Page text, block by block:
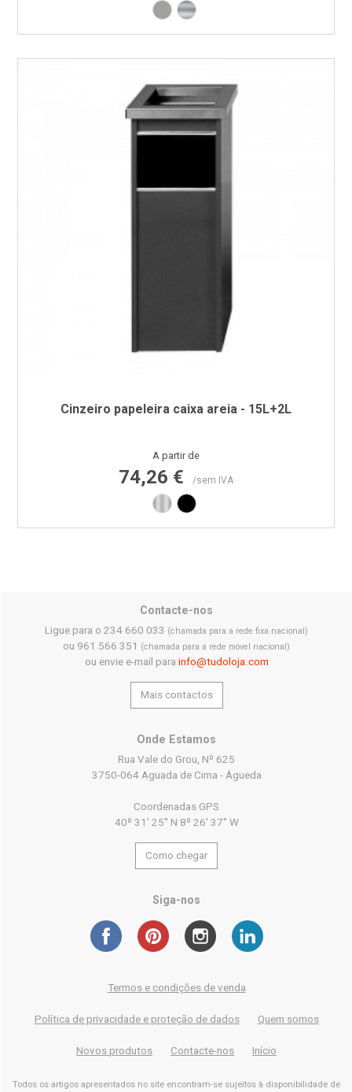
Cinza RAL9006
Inox escovado
Cinzeiro papeleira caixa areia - 15L+2L
Preço
A partir de
74,26 € /sem IVA
Inox Preto RAL9011
Contacte-nos
Ligue para o 234 660 033 (chamada para a rede fixa nacional)
ou 961 566 351 (chamada para a rede móvel nacional)
ou envie e-mail para info@tudoloja.com
Mais contactos
Onde Estamos
Rua Vale do Grou, Nº 625
3750-064 Aguada de Cima - Águeda
Coordenadas GPS
40º 31' 25'' N 8º 26' 37'' W
Como chegar
Siga-nos
Termos e condições de venda
Política de privacidade e proteção de dados Quem somos
Novos produtos Contacte-nos Início
Todos os artigos apresentados no site encontram-se sujeitos à disponibilidade de